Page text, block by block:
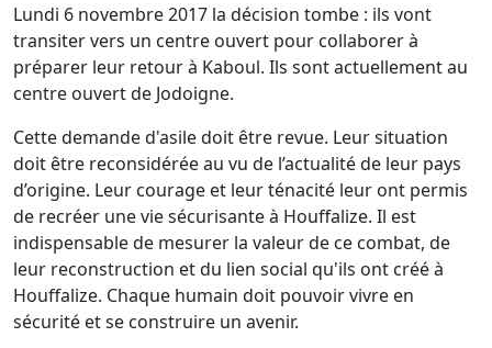
Lundi 6 novembre 2017 la décision tombe : ils vont
transiter vers un centre ouvert pour collaborer à
préparer leur retour à Kaboul. Ils sont actuellement au
centre ouvert de Jodoigne.
Cette demande d'asile doit être revue. Leur situation
doit être reconsidérée au vu de l’actualité de leur pays
d’origine. Leur courage et leur ténacité leur ont permis
de recréer une vie sécurisante à Houffalize. Il est
indispensable de mesurer la valeur de ce combat, de
leur reconstruction et du lien social qu'ils ont créé à
Houffalize. Chaque humain doit pouvoir vivre en
sécurité et se construire un avenir.